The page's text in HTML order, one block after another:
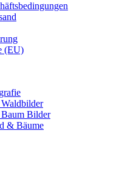
(EU)
Bilder
& Bäume